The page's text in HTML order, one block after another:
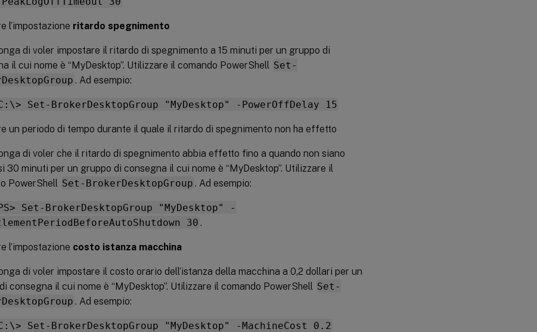
l’impostazione ritardo spegnimento
di voler impostare il ritardo di spegnimento a 15 minuti per un gruppo di
il cui nome è “MyDesktop”. Utilizzare il comando PowerShell Set-
. Ad esempio:
Set-BrokerDesktopGroup "MyDesktop" -PowerOffDelay 15
un periodo di tempo durante il quale il ritardo di spegnimento non ha effetto
di voler che il ritardo di spegnimento abbia effetto fino a quando non siano
30 minuti per un gruppo di consegna il cui nome è “MyDesktop”. Utilizzare il
PowerShell Set-BrokerDesktopGroup . Ad esempio:
Set-BrokerDesktopGroup "MyDesktop" -
30 .
l’impostazione costo istanza macchina
di voler impostare il costo orario dell’istanza della macchina a 0,2 dollari per un
consegna il cui nome è “MyDesktop”. Utilizzare il comando PowerShell Set-
. Ad esempio:
Set-BrokerDesktopGroup "MyDesktop" -MachineCost 0.2